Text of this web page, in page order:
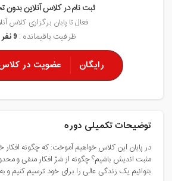
درباره ما
ثبت نام در کلاس آنلاین بدون
فعال تا پایان برگزاری کلاس
ظرفیت باقیمانده : 9 نفر
رایگان عضویت در کلاس
توضیحات تکمیلی دوره
در پایان این کلاس خواهیم آموخت: که چگونه افکار
مثبت اندیش باشیم؟ چگونه از شرّ افکار منفی و
بتوانیم یک زندگی عالی را برای خود ترسیم کنیم و